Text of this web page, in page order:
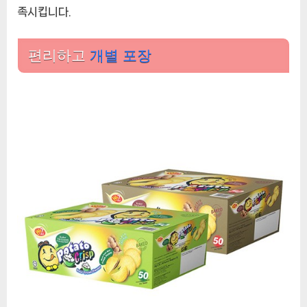
족시킵니다.
편리하고 개별 포장